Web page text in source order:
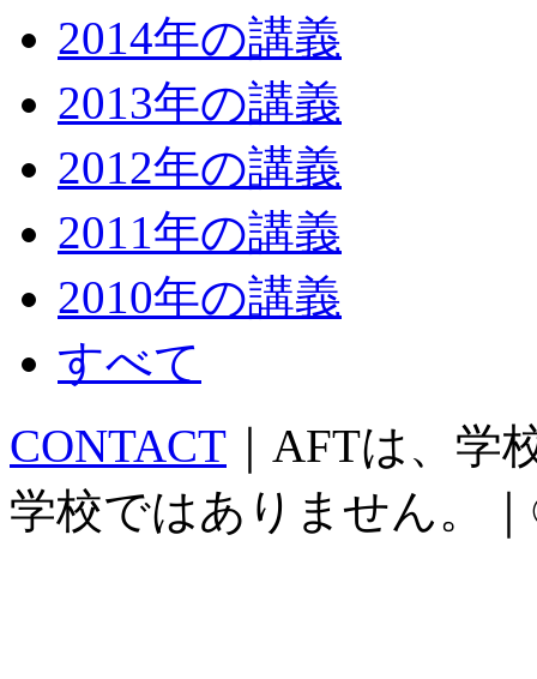
2014年の講義
2013年の講義
2012年の講義
2011年の講義
2010年の講義
すべて
CONTACT ｜AFTは、
学校ではありません。